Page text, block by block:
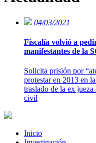
04/03/2021
Fiscalía volvió a
manifestantes de la
Solicita prisión por
protestar en 2013 en
traslado de la ex
civil
Inicio